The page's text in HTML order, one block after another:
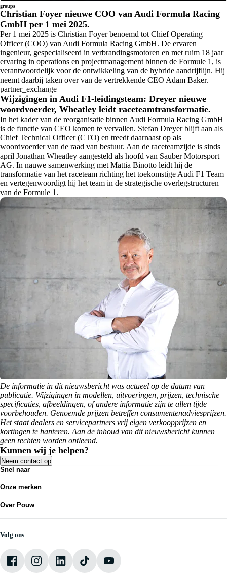
groups
Christian Foyer nieuwe COO van Audi Formula Racing
GmbH per 1 mei 2025.
Per 1 mei 2025 is Christian Foyer benoemd tot Chief Operating
Officer (COO) van Audi Formula Racing GmbH. De ervaren
ingenieur, gespecialiseerd in verbrandingsmotoren en met ruim 18 jaar
ervaring in operations en projectmanagement binnen de Formule 1, is
verantwoordelijk voor de ontwikkeling van de hybride aandrijflijn. Hij
neemt daarbij taken over van de vertrekkende CEO Adam Baker.
partner_exchange
Wijzigingen in Audi F1-leidingsteam: Dreyer nieuwe
woordvoerder, Wheatley leidt raceteamtransformatie.
In het kader van de reorganisatie binnen Audi Formula Racing GmbH
is de functie van CEO komen te vervallen. Stefan Dreyer blijft aan als
Chief Technical Officer (CTO) en treedt daarnaast op als
woordvoerder van de raad van bestuur. Aan de raceteamzijde is sinds
april Jonathan Wheatley aangesteld als hoofd van Sauber Motorsport
AG. In nauwe samenwerking met Mattia Binotto leidt hij de
transformatie van het raceteam richting het toekomstige Audi F1 Team
en vertegenwoordigt hij het team in de strategische overlegstructuren
van de Formule 1.
De informatie in dit nieuwsbericht was actueel op de datum van
publicatie. Wijzigingen in modellen, uitvoeringen, prijzen, technische
specificaties, afbeeldingen, of andere informatie zijn te allen tijde
voorbehouden. Genoemde prijzen betreffen consumentenadviesprijzen.
Het staat dealers en servicepartners vrij eigen verkoopprijzen en
kortingen te hanteren. Aan de inhoud van dit nieuwsbericht kunnen
geen rechten worden ontleend.
Kunnen wij je helpen?
Neem contact op
Snel naar
Bedrijfswagens
Acties
Vestigingen
Onze merken
Audi
VW Bedrijfswagens
Over Pouw
Vacatures
Mijn Pouw
Volg ons